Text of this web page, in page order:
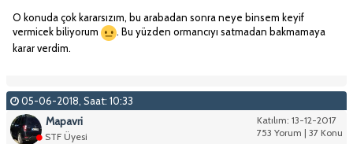
O konuda çok kararsızım, bu arabadan sonra neye binsem keyif
vermicek biliyorum
. Bu yüzden ormancıyı satmadan bakmamaya
karar verdim.
05-06-2018, Saat: 10:33
Katılım: 13-12-2017
753 Yorum | 37 Konu
Mapavri
STF Üyesi